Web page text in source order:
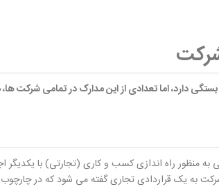
دارد، اما تعدادی از این مدارک در تمامی شرکت ها،
منظور راه اندازی کسب و کاری (تجارتی) با
به یک قراردادی تجاری گفته می شود که در